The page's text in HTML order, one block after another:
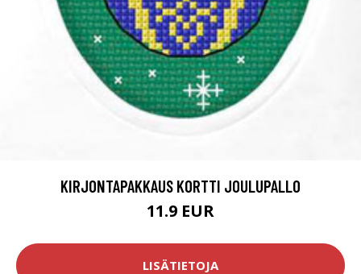
KIRJONTAPAKKAUS KORTTI JOULUPALLO
11.9 EUR
LISÄTIETOJA